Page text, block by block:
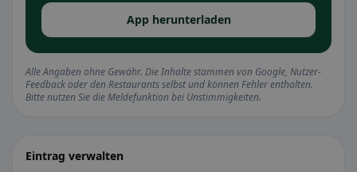
App herunterladen
Alle Angaben ohne Gewähr. Die Inhalte stammen von Google, Nutzer-
Feedback oder den Restaurants selbst und können Fehler enthalten.
Bitte nutzen Sie die Meldefunktion bei Unstimmigkeiten.
Eintrag verwalten